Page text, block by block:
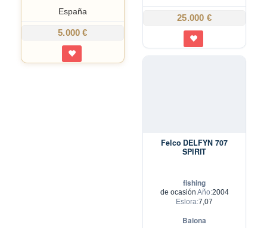
España
5.000 €
25.000 €
Felco DELFYN 707
SPIRIT
fishing
de ocasión Año:2004
Eslora:7,07
Baiona